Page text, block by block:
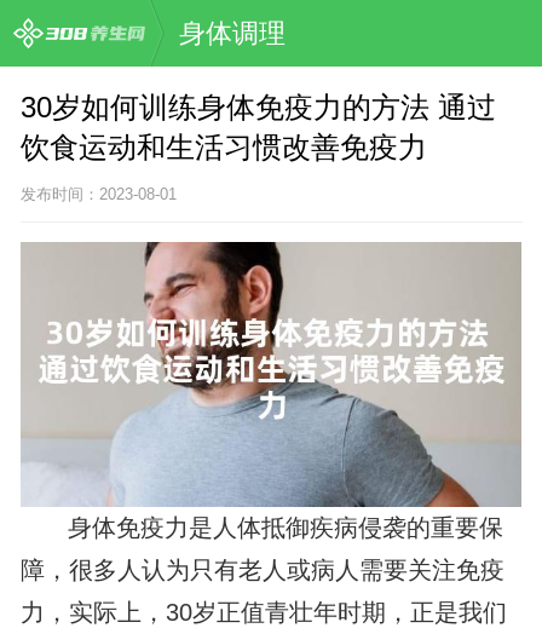
身体调理
30岁如何训练身体免疫力的方法 通过
饮食运动和生活习惯改善免疫力
发布时间：2023-08-01
身体免疫力是人体抵御疾病侵袭的重要保
障，很多人认为只有老人或病人需要关注免疫
力，实际上，30岁正值青壮年时期，正是我们